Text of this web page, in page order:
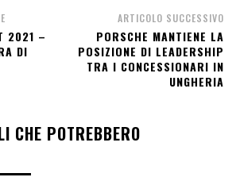
2021 –
DI
ARTICOLO SUCCESSIVO
PORSCHE MANTIENE LA
POSIZIONE DI LEADERSHIP
TRA I CONCESSIONARI IN
UNGHERIA
CHE POTREBBERO